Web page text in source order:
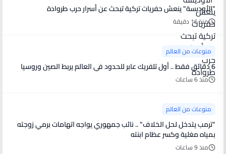
"الأوديسة" ينعش حفريات تركية تبحث عن أسرار حرب طروادة
منذ 16 دقيقة
منوعات من العالم
6 دقائق فقط .. أول تلفريك عابر للحدود في العالم يربط الصين وروسيا
منذ 6 ساعات
منوعات من العالم
"ترمب يتدخل لحل الخلاف" .. نائب جمهوري يواجه اتهامات برمي زوجته
بمياه مغلية وكسر عظام ابنته
منذ 9 ساعات